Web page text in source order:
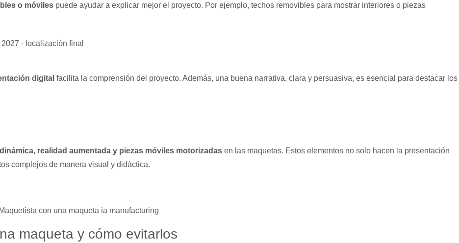
o móviles puede ayudar a explicar mejor el proyecto. Por ejemplo, techos removibles para mostrar interiores o piezas
digital facilita la comprensión del proyecto. Además, una buena narrativa, clara y persuasiva, es esencial para destacar los
realidad aumentada y piezas móviles motorizadas en las maquetas. Estos elementos no solo hacen la presentación
complejos de manera visual y didáctica.
maqueta y cómo evitarlos